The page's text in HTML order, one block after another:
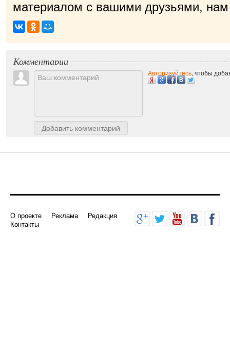
материалом с вашими друзьями,
Комментарии
Добавить комментарий
Авторизуйтесь, чтобы
О проекте Реклама
Редакция
Контакты